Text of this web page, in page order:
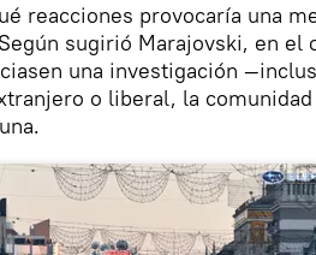
reacciones provocaría una
sugirió Marajovski, en el
una investigación
o liberal, la